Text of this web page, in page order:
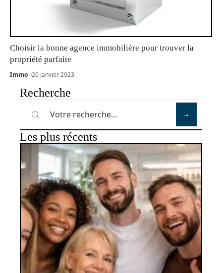
Choisir la bonne agence immobilière pour trouver la
propriété parfaite
Immo 20 janvier 2023
Recherche
Les plus récents